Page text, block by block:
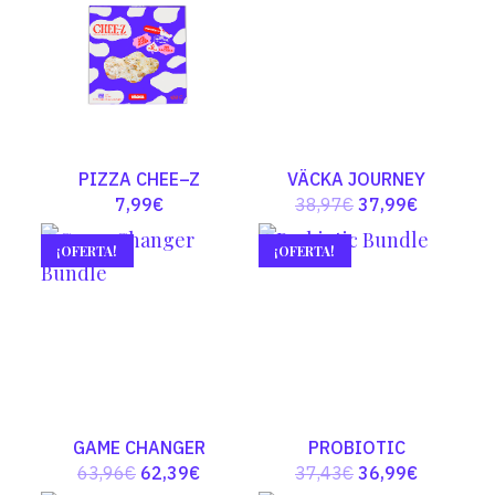
PIZZA CHEE–Z
7,99€
VÄCKA JOURNEY
38,97€ El
precio
37,99€El
precio
¡OFERTA!
GAME CHANGER
63,96€ El
62,39€El
¡OFERTA!
PROBIOTIC
37,43€ El
36,99€El